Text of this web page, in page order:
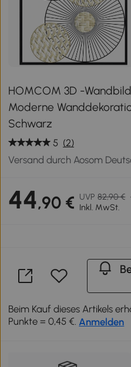
HOMCOM 3D -
Moderne
Schwarz
5 (2)
Versand durch Aosom
44,90 € UVP 82,90 €
Inkl. MwSt.
Beim Kauf dieses Artikels
Punkte = 0,45 €. Anmelden